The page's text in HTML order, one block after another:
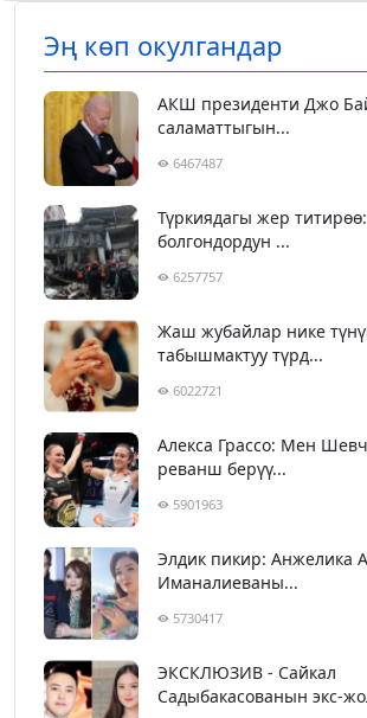
Эң көп окулгандар
АКШ президенти Джо
саламаттыгын...
6467487
Түркиядагы жер
болгондордун ...
6257757
Жаш жубайлар нике
табышмактуу түрд...
6022721
Алекса Грассо: Мен
реванш берүү...
5901963
Элдик пикир: Анжелика
Иманалиеваны...
5730417
ЭКСКЛЮЗИВ - Сайкал
Садыбакасованын экс-